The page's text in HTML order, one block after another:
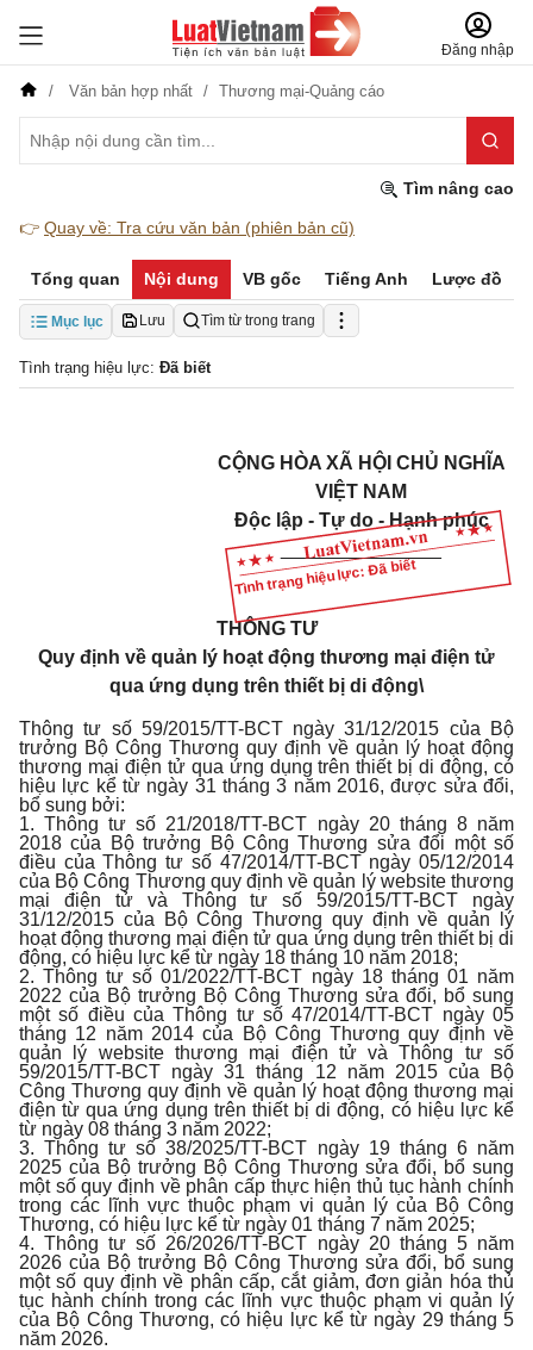
Đăng nhập
Văn bản hợp nhất Thương mại-Quảng cáo
Tìm nâng cao
👉 Quay về: Tra cứu văn bản (phiên bản cũ)
Tổng quan Nội dung VB gốc Tiếng Anh Lược đồ
Mục lục Lưu Tìm từ trong trang
Tình trạng hiệu lực: Đã biết
Tình trạng hiệu lực: Đã biết
CỘNG HÒA XÃ HỘI CHỦ NGHĨA
VIỆT NAM
Độc lập - Tự do - Hạnh phúc
_______________
THÔNG TƯ
Quy định về quản lý hoạt động thương mại điện tử
qua ứng dụng trên thiết bị di động\
Thông tư số 59/2015/TT-BCT ngày 31/12/2015 của Bộ
trưởng Bộ Công Thương quy định về quản lý hoạt động
thương mại điện tử qua ứng dụng trên thiết bị di động, có
hiệu lực kể từ ngày 31 tháng 3 năm 2016, được sửa đổi,
bổ sung bởi:
1. Thông tư số 21/2018/TT-BCT ngày 20 tháng 8 năm
2018 của Bộ trưởng Bộ Công Thương sửa đổi một số
điều của Thông tư số 47/2014/TT-BCT ngày 05/12/2014
của Bộ Công Thương quy định về quản lý website thương
mại điện tử và Thông tư số 59/2015/TT-BCT ngày
31/12/2015 của Bộ Công Thương quy định về quản lý
hoạt động thương mại điện tử qua ứng dụng trên thiết bị di
động, có hiệu lực kể từ ngày 18 tháng 10 năm 2018;
2. Thông tư số 01/2022/TT-BCT ngày 18 tháng 01 năm
2022 của Bộ trưởng Bộ Công Thương sửa đổi, bổ sung
một số điều của Thông tư số 47/2014/TT-BCT ngày 05
tháng 12 năm 2014 của Bộ Công Thương quy định về
quản lý website thương mại điện tử và Thông tư số
59/2015/TT-BCT ngày 31 tháng 12 năm 2015 của Bộ
Công Thương quy định về quản lý hoạt động thương mại
điện từ qua ứng dụng trên thiết bị di động, có hiệu lực kể
từ ngày 08 tháng 3 năm 2022;
3. Thông tư số 38/2025/TT-BCT ngày 19 tháng 6 năm
2025 của Bộ trưởng Bộ Công Thương sửa đổi, bổ sung
một số quy định về phân cấp thực hiện thủ tục hành chính
trong các lĩnh vực thuộc phạm vi quản lý của Bộ Công
Thương, có hiệu lực kể từ ngày 01 tháng 7 năm 2025;
4. Thông tư số 26/2026/TT-BCT ngày 20 tháng 5 năm
2026 của Bộ trưởng Bộ Công Thương sửa đổi, bổ sung
một số quy định về phân cấp, cắt giảm, đơn giản hóa thủ
tục hành chính trong các lĩnh vực thuộc phạm vi quản lý
của Bộ Công Thương, có hiệu lực kể từ ngày 29 tháng 5
năm 2026.